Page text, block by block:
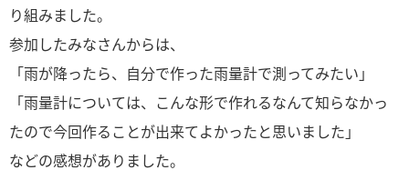
り組みました。
参加したみなさんからは、
「雨が降ったら、自分で作った雨量計で測ってみたい」
「雨量計については、こんな形で作れるなんて知らなかっ
たので今回作ることが出来てよかったと思いました」
などの感想がありました。